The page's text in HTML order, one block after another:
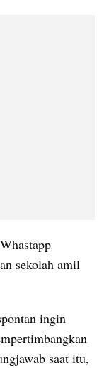
ingin
saat itu,